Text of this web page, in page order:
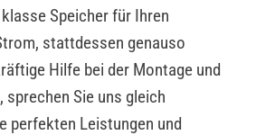
Speicher für Ihren
stattdessen genauso
Hilfe bei der Montage und
sprechen Sie uns gleich
perfekten Leistungen und